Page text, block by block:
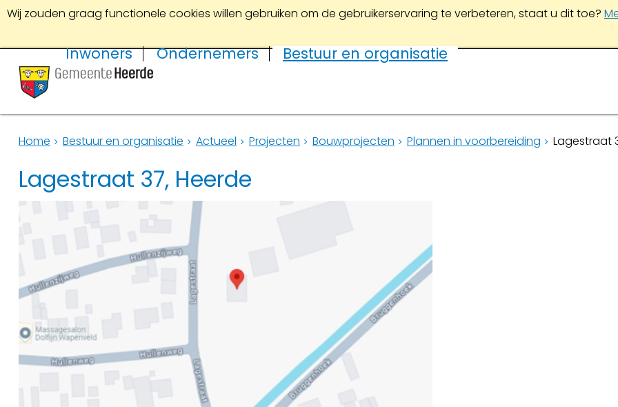
Wij zouden graag functionele cookies willen gebruiken om de gebruikerservaring te verbeteren, staat u dit toe?
Inwoners Ondernemers Bestuur en organisatie
Home Bestuur en organisatie Actueel Projecten Bouwprojecten Plannen in voorbereiding Lagestraat
Lagestraat 37, Heerde